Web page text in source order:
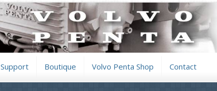
Support Boutique Volvo Penta Shop Contact